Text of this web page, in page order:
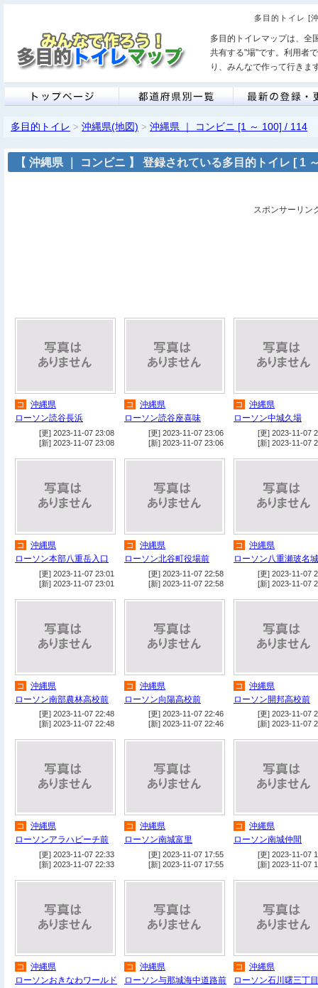
多目的トイレ [
多目的トイレマップは、全
共有する"場"です。利用者
り、みんなで作って行きま
多目的トイレ > 沖縄県(地図) > 沖縄県 ｜ コンビニ [1 ～ 100] / 114
【 沖縄県 ｜ コンビニ 】 登録されている多目的トイレ [ 1
スポンサーリン
コ
沖縄県
ローソン読谷長浜
[更] 2023-11-07 23:08
[新] 2023-11-07 23:08
コ
沖縄県
ローソン読谷座喜味
[更] 2023-11-07 23:06
[新] 2023-11-07 23:06
コ
沖縄県
ローソン中城久場
[更] 2023-11-07
[新] 2023-11-07
コ
沖縄県
ローソン本部八重岳入口
[更] 2023-11-07 23:01
[新] 2023-11-07 23:01
コ
沖縄県
ローソン北谷町役場前
[更] 2023-11-07 22:58
[新] 2023-11-07 22:58
コ
沖縄県
ローソン八重瀬玻名城
[更] 2023-11-07
[新] 2023-11-07
コ
沖縄県
ローソン南部農林高校前
[更] 2023-11-07 22:48
[新] 2023-11-07 22:48
コ
沖縄県
ローソン向陽高校前
[更] 2023-11-07 22:46
[新] 2023-11-07 22:46
コ
沖縄県
ローソン開邦高校前
[更] 2023-11-07
[新] 2023-11-07
コ
沖縄県
ローソンアラハビーチ前
[更] 2023-11-07 22:33
[新] 2023-11-07 22:33
コ
沖縄県
ローソン南城富里
[更] 2023-11-07 17:55
[新] 2023-11-07 17:55
コ
沖縄県
ローソン南城仲間
[更] 2023-11-07
[新] 2023-11-07
コ
沖縄県
ローソンおきなわワールド
コ
沖縄県
ローソン与那城海中道路前
コ
沖縄県
ローソン石川曙三丁目